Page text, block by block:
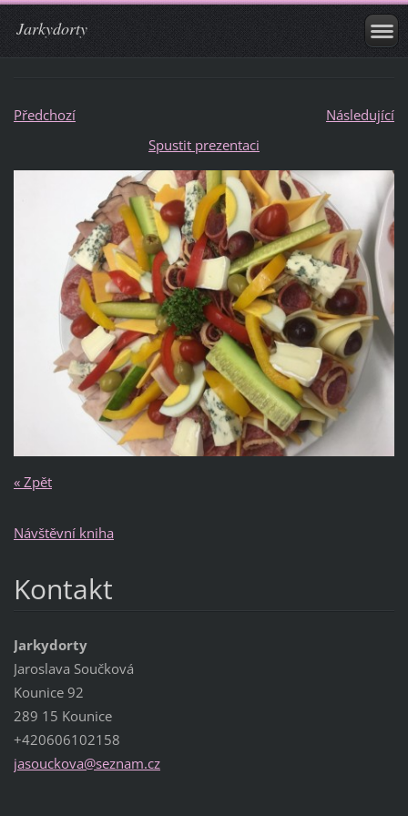
Jarkydorty
Předchozí
Následující
Spustit prezentaci
« Zpět
Návštěvní kniha
Kontakt
Jarkydorty
Jaroslava Součková
Kounice 92
289 15 Kounice
+420606102158
jasouckova@seznam.cz